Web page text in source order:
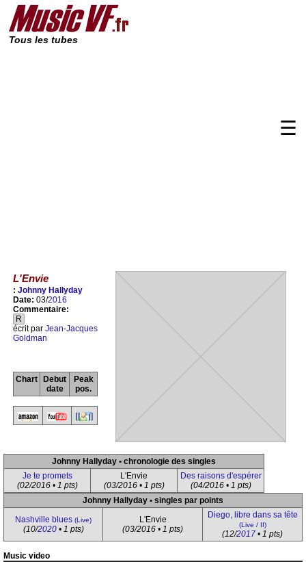
Tous les tubes
☰
L'Envie
: Johnny Hallyday
Date: 03/2016
Commentaire:
R
écrit par Jean-Jacques
Goldman
Chart
Debut
date
Peak
pos.
Johnny Hallyday • chronologie des singles
Je te promets
(02/2016 • 1 pts)
L'Envie
(03/2016 • 1 pts)
Des raisons d'espérer
(04/2016 • 1 pts)
Johnny Hallyday • singles par points
Nashville blues (Live)
(10/2020• 1 pts)
L'Envie
(03/2016 • 1 pts)
Diego, libre dans sa tête
(Live / II)
(12/2017 • 1 pts)
Music video